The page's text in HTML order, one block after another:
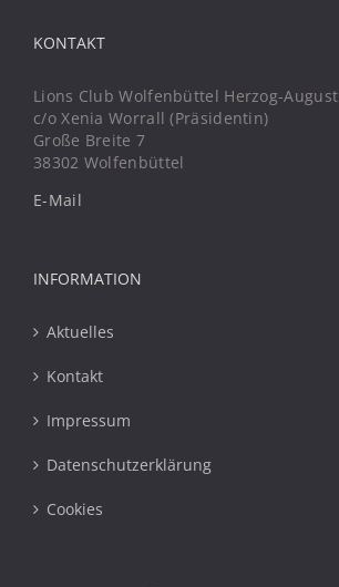
KONTAKT
Lions Club Wolfenbüttel Herzog-August
c/o Xenia Worrall (Präsidentin)
Große Breite 7
38302 Wolfenbüttel
E-Mail
INFORMATION
Aktuelles
Kontakt
Impressum
Datenschutzerklärung
Cookies